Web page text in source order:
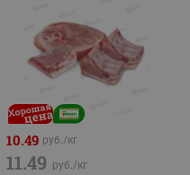
10.49 руб./кг
11.49 руб./кг